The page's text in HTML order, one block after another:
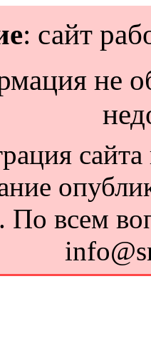
: сайт
не
сайта
По всем